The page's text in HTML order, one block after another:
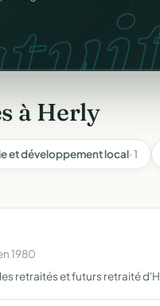
à Herly
et développement local· 1
1980
retraités et futurs retraité